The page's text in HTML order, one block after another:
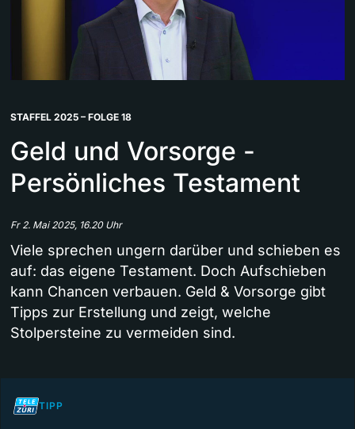
STAFFEL 2025 – FOLGE 18
Geld und Vorsorge -
Persönliches Testament
Fr 2. Mai 2025, 16.20 Uhr
Viele sprechen ungern darüber und schieben es
auf: das eigene Testament. Doch Aufschieben
kann Chancen verbauen. Geld & Vorsorge gibt
Tipps zur Erstellung und zeigt, welche
Stolpersteine zu vermeiden sind.
TIPP